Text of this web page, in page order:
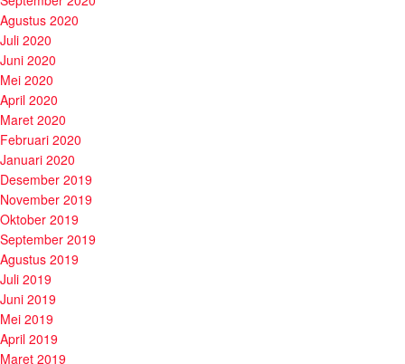
Agustus 2020
Juli 2020
Juni 2020
Mei 2020
April 2020
Maret 2020
Februari 2020
Januari 2020
Desember 2019
November 2019
Oktober 2019
September 2019
Agustus 2019
Juli 2019
Juni 2019
Mei 2019
April 2019
Maret 2019